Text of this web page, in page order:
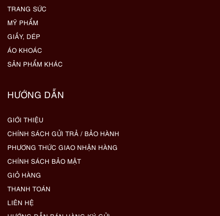
TRANG SỨC
MỸ PHẨM
GIẦY, DÉP
ÁO KHOÁC
SẢN PHẨM KHÁC
HƯỚNG DẪN
GIỚI THIỆU
CHÍNH SÁCH GỬI TRẢ / BẢO HÀNH
PHƯƠNG THỨC GIAO NHẬN HÀNG
CHÍNH SÁCH BẢO MẬT
GIỎ HÀNG
THANH TOÁN
LIÊN HỆ